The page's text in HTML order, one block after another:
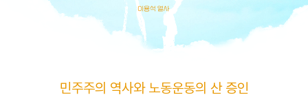
민주주의 역사와 노동운동의 산 증인